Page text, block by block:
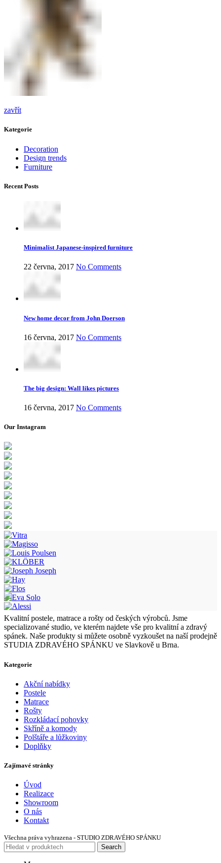
zavřít
Kategorie
Decoration
Design trends
Furniture
Recent Posts
Minimalist Japanese-inspired furniture
22 června, 2017 No Comments
New home decor from John Doerson
16 června, 2017 No Comments
The big design: Wall likes pictures
16 června, 2017 No Comments
Our Instagram
Kvalitní postele, matrace a rošty od českých výrobců. Jsme
specializované studio, ve kterém najdete vše pro kvalitní a zdravý
spánek. Naše produkty si můžete osobně vyzkoušet na naší prodejně
STUDIA ZDRAVÉHO SPÁNKU ve Slavkově u Brna.
Kategorie
Akční nabídky
Postele
Matrace
Rošty
Rozkládací pohovky
Skříně a komody
Polštáře a lůžkoviny
Doplňky
Zajímavé stránky
Úvod
Realizace
Showroom
O nás
Kontakt
Všechna práva vyhrazena - STUDIO ZDRAVÉHO SPÁNKU
Search